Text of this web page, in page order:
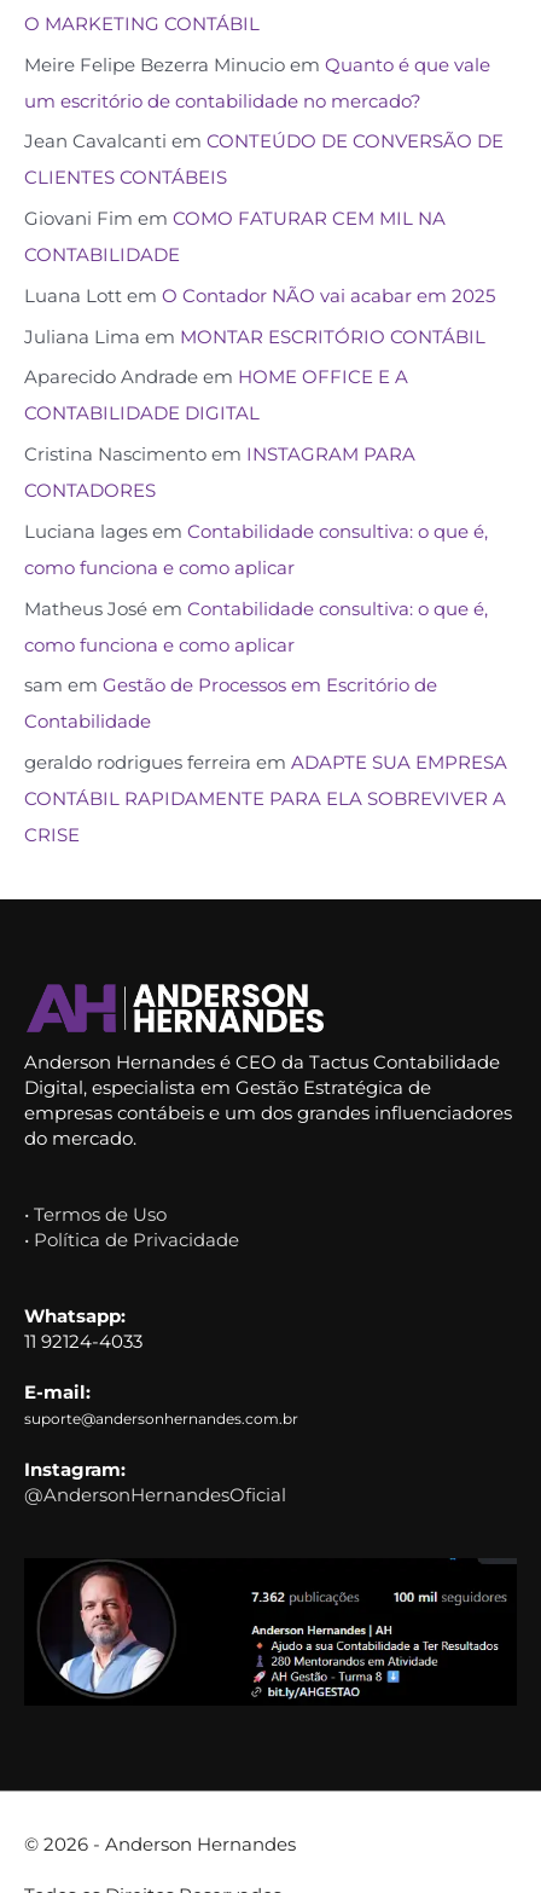
O MARKETING CONTÁBIL
Meire Felipe Bezerra Minucio em Quanto é que vale
um escritório de contabilidade no mercado?
Jean Cavalcanti em CONTEÚDO DE CONVERSÃO DE
CLIENTES CONTÁBEIS
Giovani Fim em COMO FATURAR CEM MIL NA
CONTABILIDADE
Luana Lott em O Contador NÃO vai acabar em 2025
Juliana Lima em MONTAR ESCRITÓRIO CONTÁBIL
Aparecido Andrade em HOME OFFICE E A
CONTABILIDADE DIGITAL
Cristina Nascimento em INSTAGRAM PARA
CONTADORES
Luciana lages em Contabilidade consultiva: o que é,
como funciona e como aplicar
Matheus José em Contabilidade consultiva: o que é,
como funciona e como aplicar
sam em Gestão de Processos em Escritório de
Contabilidade
geraldo rodrigues ferreira em ADAPTE SUA EMPRESA
CONTÁBIL RAPIDAMENTE PARA ELA SOBREVIVER A
CRISE
Anderson Hernandes é CEO da Tactus Contabilidade
Digital, especialista em Gestão Estratégica de
empresas contábeis e um dos grandes influenciadores
do mercado.
• Termos de Uso
• Política de Privacidade
Whatsapp:
11 92124-4033
E-mail:
suporte@andersonhernandes.com.br
Instagram:
@AndersonHernandesOficial
© 2026 - Anderson Hernandes